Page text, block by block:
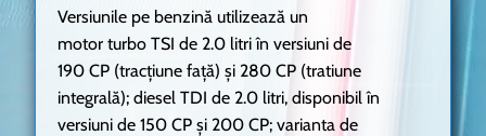
Versiunile pe benzină utilizează un
motor turbo TSI de 2.0 litri în versiuni de
190 CP (tracțiune față) și 280 CP (tratiune
integrală); diesel TDI de 2.0 litri, disponibil în
versiuni de 150 CP și 200 CP; varianta de